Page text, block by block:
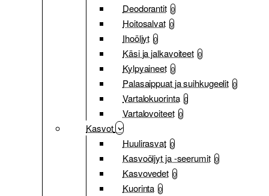
Deodorantit 0
Hoitosalvat 0
Ihoöljyt 0
Käsi ja jalkavoiteet 0
Kylpyaineet 0
Palasaippuat ja suihkugeelit 0
Vartalokuorinta 0
Vartalovoiteet 0
Kasvot
Huulirasvat 0
Kasvoöljyt ja -seerumit 0
Kasvovedet 0
Kuorinta 0